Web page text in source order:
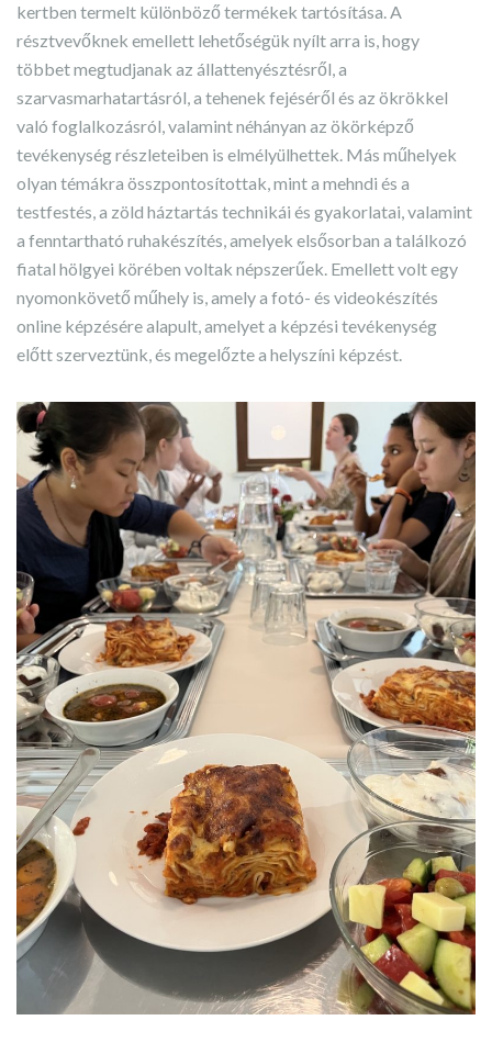
kertben termelt különböző termékek tartósítása. A
résztvevőknek emellett lehetőségük nyílt arra is, hogy
többet megtudjanak az állattenyésztésről, a
szarvasmarhatartásról, a tehenek fejéséről és az ökrökkel
való foglalkozásról, valamint néhányan az ökörképző
tevékenység részleteiben is elmélyülhettek. Más műhelyek
olyan témákra összpontosítottak, mint a mehndi és a
testfestés, a zöld háztartás technikái és gyakorlatai, valamint
a fenntartható ruhakészítés, amelyek elsősorban a találkozó
fiatal hölgyei körében voltak népszerűek. Emellett volt egy
nyomonkövető műhely is, amely a fotó- és videokészítés
online képzésére alapult, amelyet a képzési tevékenység
előtt szerveztünk, és megelőzte a helyszíni képzést.